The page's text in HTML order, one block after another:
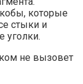
которые
стыки и
уголки.